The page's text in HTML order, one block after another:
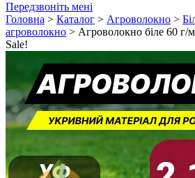
Передзвоніть мені
Головна > Каталог > Агроволокно >
агроволокно > Агроволокно біле 60 г/
Sale!